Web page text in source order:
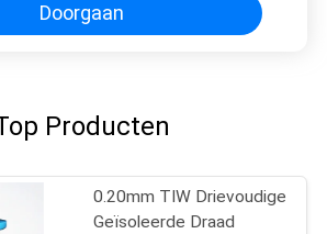
Doorgaan
Producten
0.20mm TIW Drievoudige
Geïsoleerde Draad